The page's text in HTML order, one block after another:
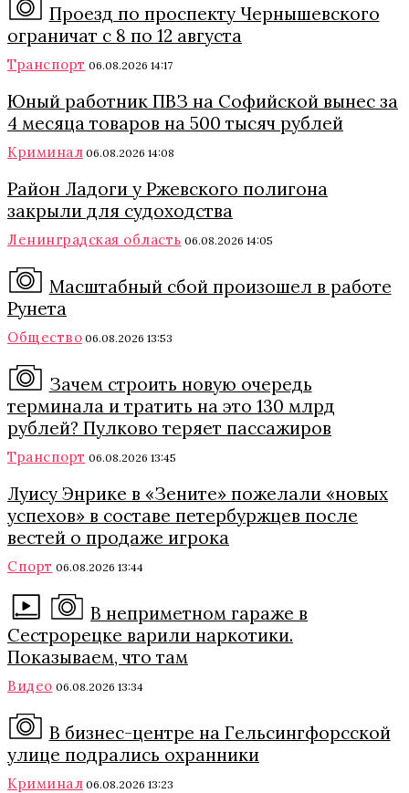
Проезд по проспекту Чернышевского
ограничат с 8 по 12 августа
Транспорт 06.08.2026 14:17
Юный работник ПВЗ на Софийской вынес за
4 месяца товаров на 500 тысяч рублей
Криминал 06.08.2026 14:08
Район Ладоги у Ржевского полигона
закрыли для судоходства
Ленинградская область 06.08.2026 14:05
Масштабный сбой произошел в работе
Рунета
Общество 06.08.2026 13:53
Зачем строить новую очередь
терминала и тратить на это 130 млрд
рублей? Пулково теряет пассажиров
Транспорт 06.08.2026 13:45
Луису Энрике в «Зените» пожелали «новых
успехов» в составе петербуржцев после
вестей о продаже игрока
Спорт 06.08.2026 13:44
В неприметном гараже в
Сестрорецке варили наркотики.
Показываем, что там
Видео 06.08.2026 13:34
В бизнес-центре на Гельсингфорсской
улице подрались охранники
Криминал 06.08.2026 13:23